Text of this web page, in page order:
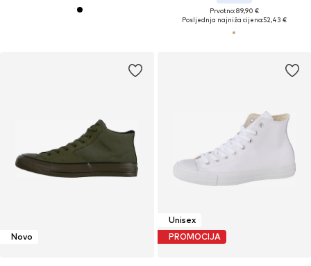
Prvotno: 89,90 €
Posljednja najniža cijena:52,43 €
Novo
Unisex
PROMOCIJA